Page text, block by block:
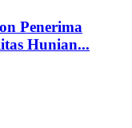
Penerima
Hunian...